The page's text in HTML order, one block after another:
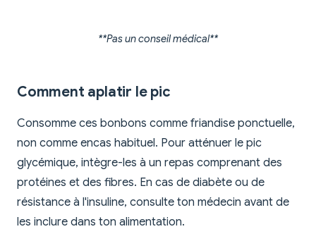
**Pas un conseil médical**
Comment aplatir le pic
Consomme ces bonbons comme friandise ponctuelle,
non comme encas habituel. Pour atténuer le pic
glycémique, intègre-les à un repas comprenant des
protéines et des fibres. En cas de diabète ou de
résistance à l'insuline, consulte ton médecin avant de
les inclure dans ton alimentation.